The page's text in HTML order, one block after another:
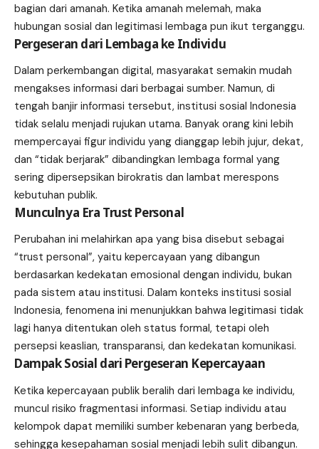
bagian dari amanah. Ketika amanah melemah, maka
hubungan sosial dan legitimasi lembaga pun ikut terganggu.
Pergeseran dari Lembaga ke Individu
Dalam perkembangan digital, masyarakat semakin mudah
mengakses informasi dari berbagai sumber. Namun, di
tengah banjir informasi tersebut, institusi sosial Indonesia
tidak selalu menjadi rujukan utama. Banyak orang kini lebih
mempercayai figur individu yang dianggap lebih jujur, dekat,
dan “tidak berjarak” dibandingkan lembaga formal yang
sering dipersepsikan birokratis dan lambat merespons
kebutuhan publik.
Munculnya Era Trust Personal
Perubahan ini melahirkan apa yang bisa disebut sebagai
“trust personal”, yaitu kepercayaan yang dibangun
berdasarkan kedekatan emosional dengan individu, bukan
pada sistem atau institusi. Dalam konteks institusi sosial
Indonesia, fenomena ini menunjukkan bahwa legitimasi tidak
lagi hanya ditentukan oleh status formal, tetapi oleh
persepsi keaslian, transparansi, dan kedekatan komunikasi.
Dampak Sosial dari Pergeseran Kepercayaan
Ketika kepercayaan publik beralih dari lembaga ke individu,
muncul risiko fragmentasi informasi. Setiap individu atau
kelompok dapat memiliki sumber kebenaran yang berbeda,
sehingga kesepahaman sosial menjadi lebih sulit dibangun.